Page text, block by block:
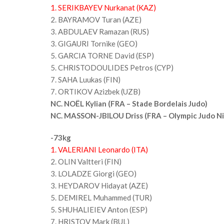
1. SERIKBAYEV Nurkanat (KAZ)
2. BAYRAMOV Turan (AZE)
3. ABDULAEV Ramazan (RUS)
3. GIGAURI Tornike (GEO)
5. GARCIA TORNE David (ESP)
5. CHRISTODOULIDES Petros (CYP)
7. SAHA Luukas (FIN)
7. ORTIKOV Azizbek (UZB)
NC. NOËL Kylian (FRA – Stade Bordelais Judo)
NC. MASSON-JBILOU Driss (FRA – Olympic Judo
-73kg
1. VALERIANI Leonardo (ITA)
2. OLIN Valtteri (FIN)
3. LOLADZE Giorgi (GEO)
3. HEYDAROV Hidayat (AZE)
5. DEMIREL Muhammed (TUR)
5. SHUHALIEIEV Anton (ESP)
7. HRISTOV Mark (BUL)